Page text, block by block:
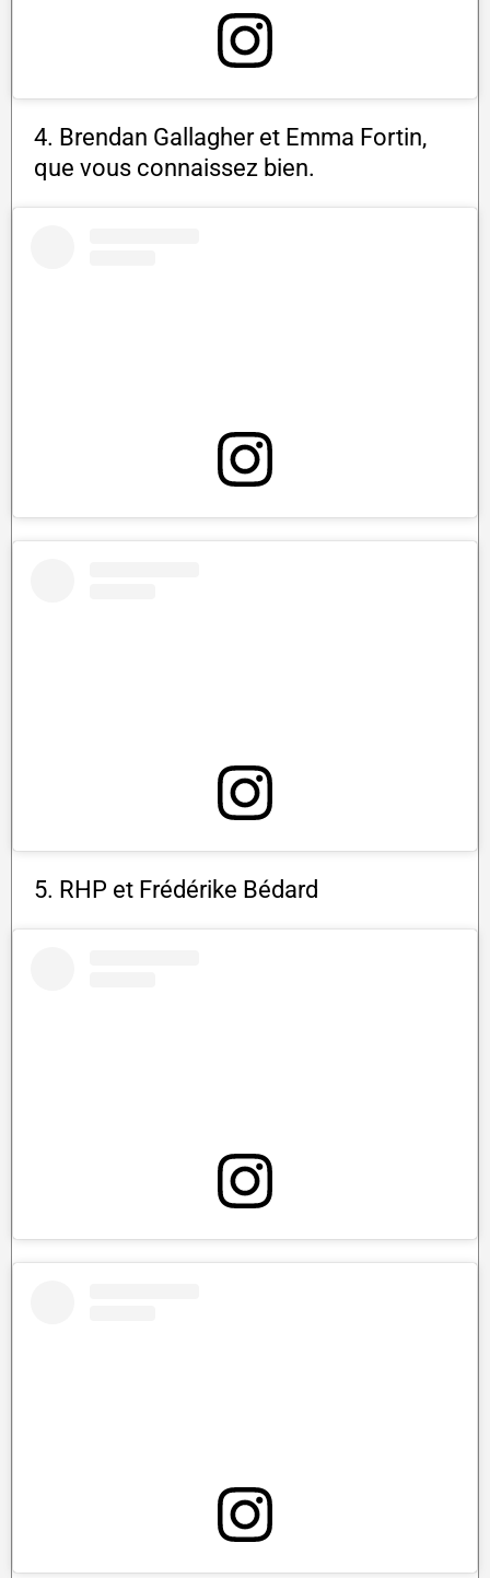
4. Brendan Gallagher et Emma Fortin,
que vous connaissez bien.
5. RHP et Frédérike Bédard